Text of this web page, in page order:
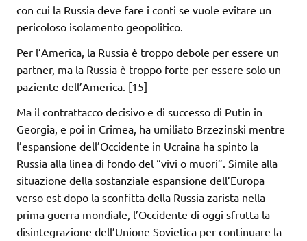
con cui la Russia deve fare i conti se vuole evitare un
pericoloso isolamento geopolitico.
Per l’America, la Russia è troppo debole per essere un
partner, ma la Russia è troppo forte per essere solo un
paziente dell’America. [15]
Ma il contrattacco decisivo e di successo di Putin in
Georgia, e poi in Crimea, ha umiliato Brzezinski mentre
l’espansione dell’Occidente in Ucraina ha spinto la
Russia alla linea di fondo del “vivi o muori”. Simile alla
situazione della sostanziale espansione dell’Europa
verso est dopo la sconfitta della Russia zarista nella
prima guerra mondiale, l’Occidente di oggi sfrutta la
disintegrazione dell’Unione Sovietica per continuare la